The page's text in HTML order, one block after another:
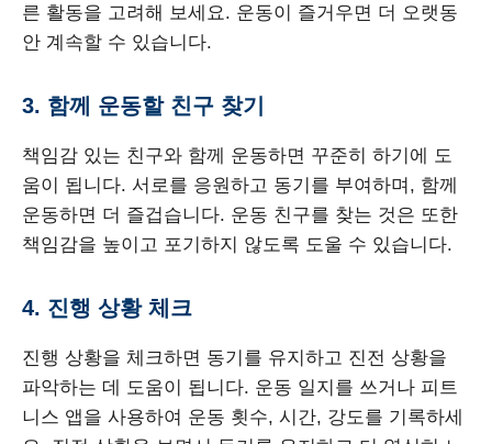
른 활동을 고려해 보세요. 운동이 즐거우면 더 오랫동
안 계속할 수 있습니다.
3. 함께 운동할 친구 찾기
책임감 있는 친구와 함께 운동하면 꾸준히 하기에 도
움이 됩니다. 서로를 응원하고 동기를 부여하며, 함께
운동하면 더 즐겁습니다. 운동 친구를 찾는 것은 또한
책임감을 높이고 포기하지 않도록 도울 수 있습니다.
4. 진행 상황 체크
진행 상황을 체크하면 동기를 유지하고 진전 상황을
파악하는 데 도움이 됩니다. 운동 일지를 쓰거나 피트
니스 앱을 사용하여 운동 횟수, 시간, 강도를 기록하세